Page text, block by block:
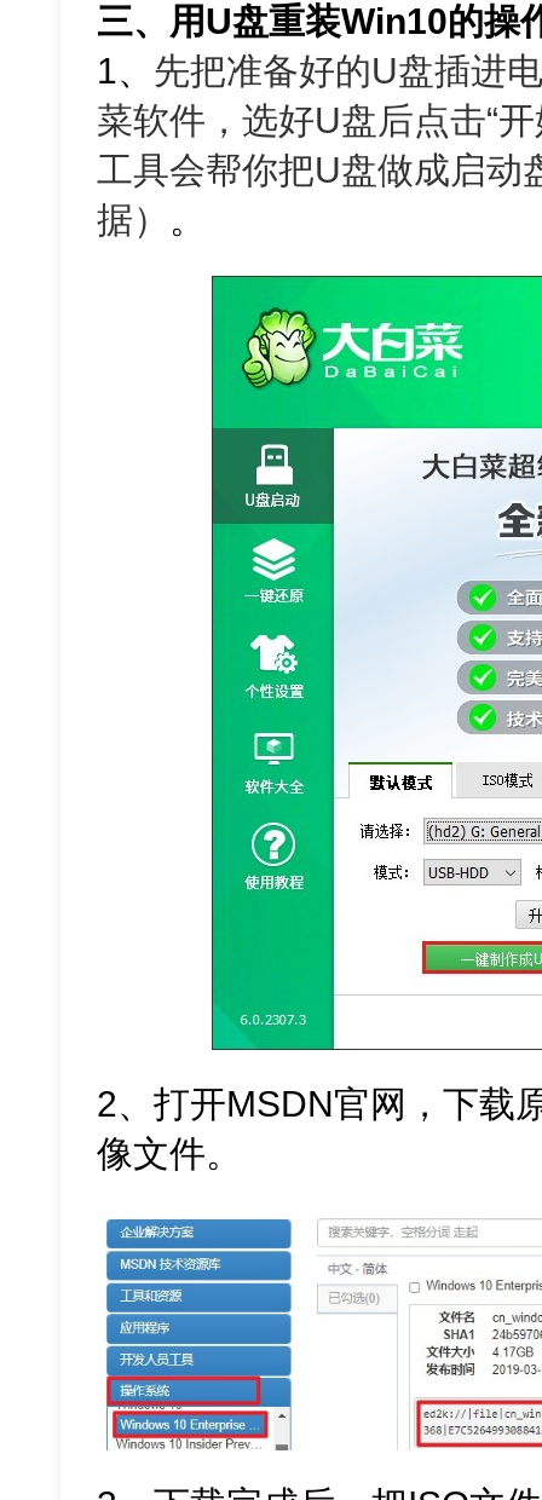
三、用U盘重装Win10的操
1、 先把准备好的U盘插进
菜软件，选好U盘后点击“
工具会帮你把U盘做成启动
据） 。
2、打开MSDN官网，下载
像文件。